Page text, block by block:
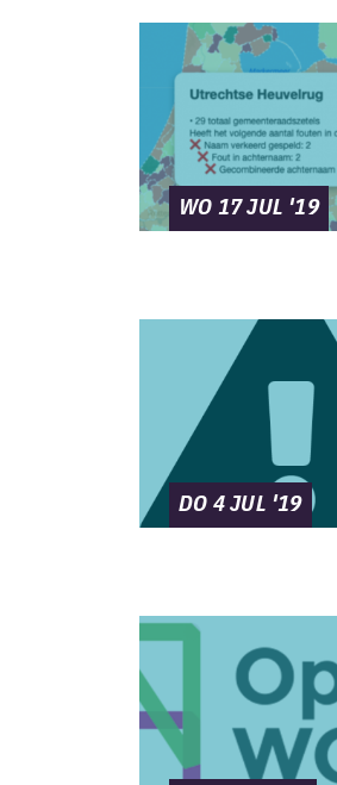
WO 17 JUL '19
DO 4 JUL '19